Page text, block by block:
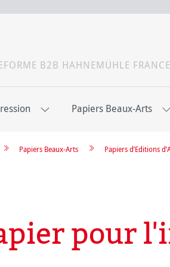
B2B HAHNEMÜHLE FRANCE
Papiers Beaux-Arts
Papiers d’Editions
Papiers Beaux-Arts
pour